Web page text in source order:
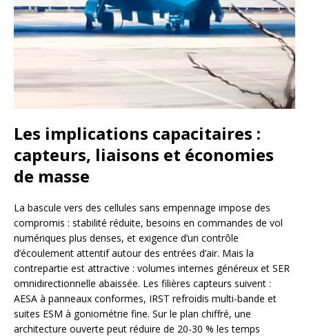
Les implications capacitaires :
capteurs, liaisons et économies
de masse
La bascule vers des cellules sans empennage impose des
compromis : stabilité réduite, besoins en commandes de vol
numériques plus denses, et exigence d’un contrôle
d’écoulement attentif autour des entrées d’air. Mais la
contrepartie est attractive : volumes internes généreux et SER
omnidirectionnelle abaissée. Les filières capteurs suivent :
AESA à panneaux conformes, IRST refroidis multi-bande et
suites ESM à goniométrie fine. Sur le plan chiffré, une
architecture ouverte peut réduire de 20-30 % les temps